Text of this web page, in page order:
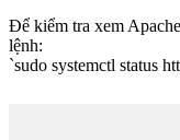
Để kiểm tra xem
lệnh:
`sudo systemctl status